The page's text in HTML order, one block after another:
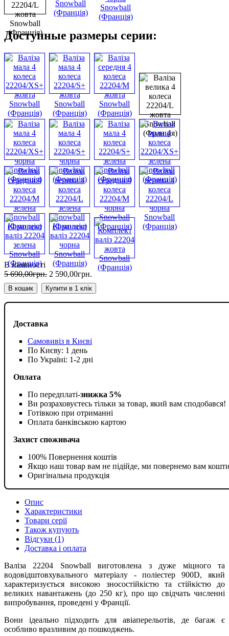
Доставка
Самовивіз в Києві
По Києву: 1 день
По Україні: 1-2 дні
Оплата
По передплаті-знижка 5%
Ви розраховуєтесь тільки за товар, який вам сподобався!
Готівкою при отриманні
Оплата банківською картою
Захист споживача
100% Повернення коштів
Якщо наш товар вам не підійде, ми повернемо вам
Оригінальна продукція
Доступные размеры серии:
В наявності
5 690,00грн. 2 590,00грн.
В кошик Купити в 1 клік
Опис
Характеристики
Товари серії
Також купують
Відгуки (1)
Доставка і оплата
Валіза 22204 Snowball виготовлена ​​з дуже міцного та
водовідштовхувального матеріалу - поліестер 900D, який
характеризується високою зносостійкістю та стійкістю до
великих навантажень (до 250 кг), про що свідчать численні
випробування, проведені у Франції.
Вони ідеально підходить для авіаперельотів, де багаж є
особливо вразливим до пошкоджень.